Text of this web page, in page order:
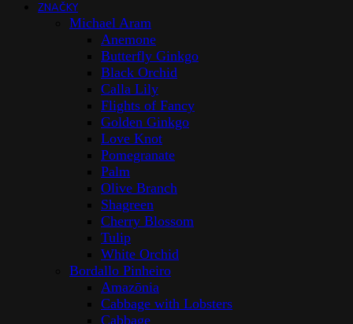
ZNAČKY
Michael Aram
Anemone
Butterfly Ginkgo
Black Orchid
Calla Lily
Flights of Fancy
Golden Ginkgo
Love Knot
Pomegranate
Palm
Olive Branch
Shagreen
Cherry Blossom
Tulip
White Orchid
Bordallo Pinheiro
Amazōnia
Cabbage with Lobsters
Cabbage